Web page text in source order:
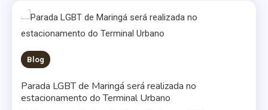
Blog
Parada LGBT de Maringá será realizada no
estacionamento do Terminal Urbano